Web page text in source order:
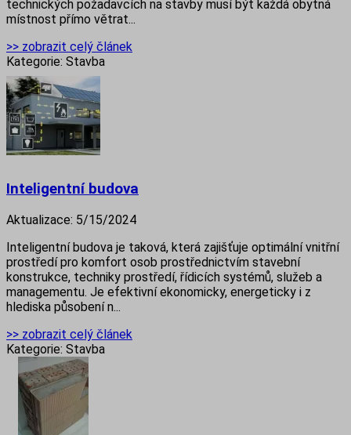
technických požadavcích na stavby musí být každá obytná
místnost přímo větrat...
>> zobrazit celý článek
Kategorie: Stavba
Inteligentní budova
Aktualizace: 5/15/2024
Inteligentní budova je taková, která zajišťuje optimální vnitřní
prostředí pro komfort osob prostřednictvím stavební
konstrukce, techniky prostředí, řídicích systémů, služeb a
managementu. Je efektivní ekonomicky, energeticky i z
hlediska působení n...
>> zobrazit celý článek
Kategorie: Stavba